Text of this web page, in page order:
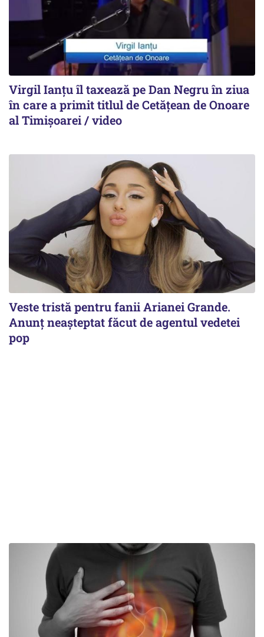
Virgil Ianțu îl taxează pe Dan Negru în ziua
în care a primit titlul de Cetățean de Onoare
al Timișoarei / video
Veste tristă pentru fanii Arianei Grande.
Anunț neașteptat făcut de agentul vedetei
pop